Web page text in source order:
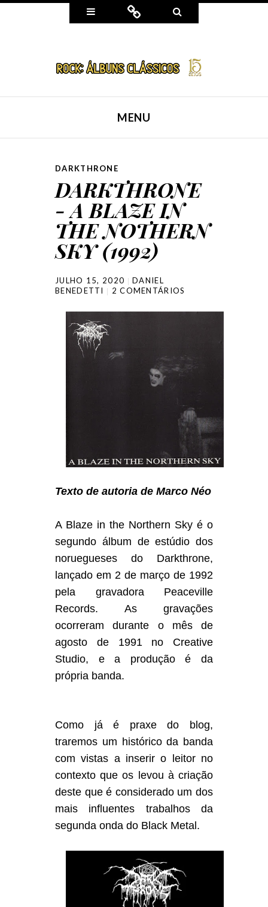
Widgets Connect
MENU
DARKTHRONE
DARKTHRONE
- A BLAZE IN
THE NOTHERN
SKY (1992)
JULHO 15, 2020
DANIEL
BENEDETTI
2 COMENTÁRIOS
Texto de autoria de Marco Néo
A Blaze in the Northern Sky é o
segundo álbum de estúdio dos
noruegueses do Darkthrone,
lançado em 2 de março de 1992
pela gravadora Peaceville
Records. As gravações
ocorreram durante o mês de
agosto de 1991 no Creative
Studio, e a produção é da
própria banda.
Como já é praxe do blog,
traremos um histórico da banda
com vistas a inserir o leitor no
contexto que os levou à criação
deste que é considerado um dos
mais influentes trabalhos da
segunda onda do Black Metal.